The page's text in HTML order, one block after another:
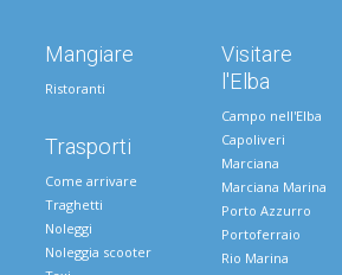
Mangiare
Ristoranti
Trasporti
Come arrivare
Traghetti
Noleggi
Noleggia scooter
Visitare
l'Elba
Campo nell'Elba
Capoliveri
Marciana
Marciana Marina
Porto Azzurro
Portoferraio
Rio Marina